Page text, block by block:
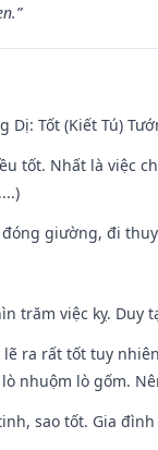
Dị: Tốt (Kiết Tú)
tốt. Nhất là việc
giường, đi
trăm việc kỵ. Duy
lẽ ra rất tốt tuy
nhuộm lò gốm.
sao tốt. Gia